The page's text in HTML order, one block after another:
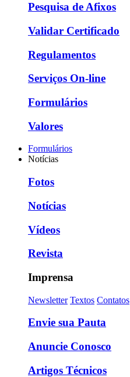
Pesquisa de Afixos
Validar Certificado
Regulamentos
Serviços On-line
Formulários
Valores
Formulários
Notícias
Fotos
Notícias
Vídeos
Revista
Imprensa
Newsletter Textos Contatos
Envie sua Pauta
Anuncie Conosco
Artigos Técnicos